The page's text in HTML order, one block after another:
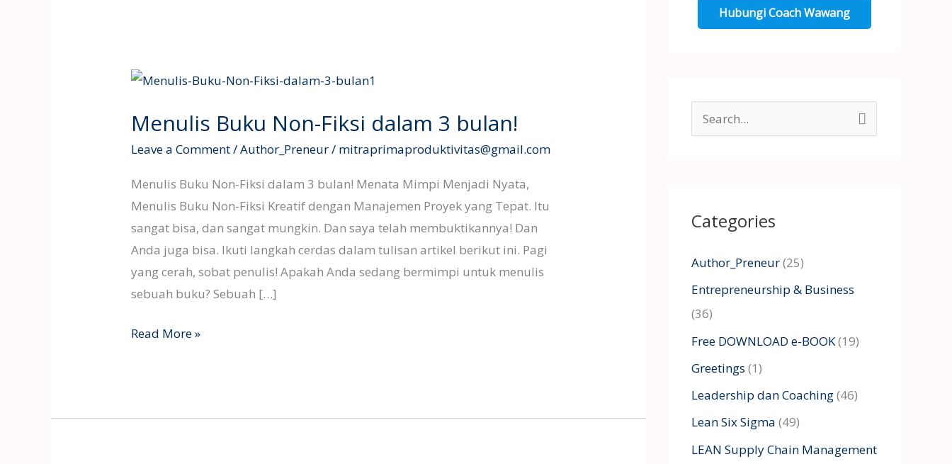
Menulis Buku Non-Fiksi dalam 3 bulan!
Leave a Comment/Author_Preneur/ mitraprimaproduktivitas@gmail.com
Menulis Buku Non-Fiksi dalam 3 bulan! Menata Mimpi Menjadi Nyata,
Menulis Buku Non-Fiksi Kreatif dengan Manajemen Proyek yang Tepat. Itu
sangat bisa, dan sangat mungkin. Dan saya telah membuktikannya! Dan
Anda juga bisa. Ikuti langkah cerdas dalam tulisan artikel berikut ini. Pagi
yang cerah, sobat penulis! Apakah Anda sedang bermimpi untuk menulis
sebuah buku? Sebuah […]
Menulis
Non-
Fiksi
3
bulan!
Read More »
Hubungi Coach Wawang
c
f
o
r
:
Categories
Author_Preneur(25)
Entrepreneurship & Business
(36)
Free DOWNLOAD e-BOOK(19)
Greetings (1)
Leadership dan Coaching(46)
Lean Six Sigma (49)
LEAN Supply Chain Management